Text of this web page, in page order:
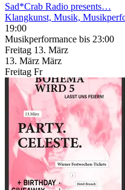
Sad*Crab Radio presents…
Klangkunst, Musik,
19:00
Musikperformance bis 23:00
Freitag 13. März
13. März März
Freitag Fr